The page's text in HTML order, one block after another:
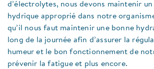
d’électrolytes, nous devons maintenir
hydrique approprié dans notre
qu’il nous faut maintenir une bonne
long de la journée afin d’assurer la
humeur et le bon fonctionnement de
prévenir la fatigue et plus encore.